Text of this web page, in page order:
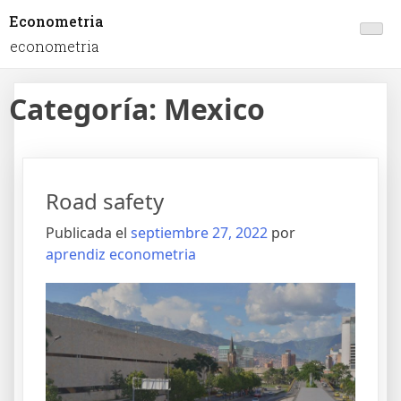
Econometria
econometria
Categoría: Mexico
Road safety
Publicada el septiembre 27, 2022 por
aprendiz econometria